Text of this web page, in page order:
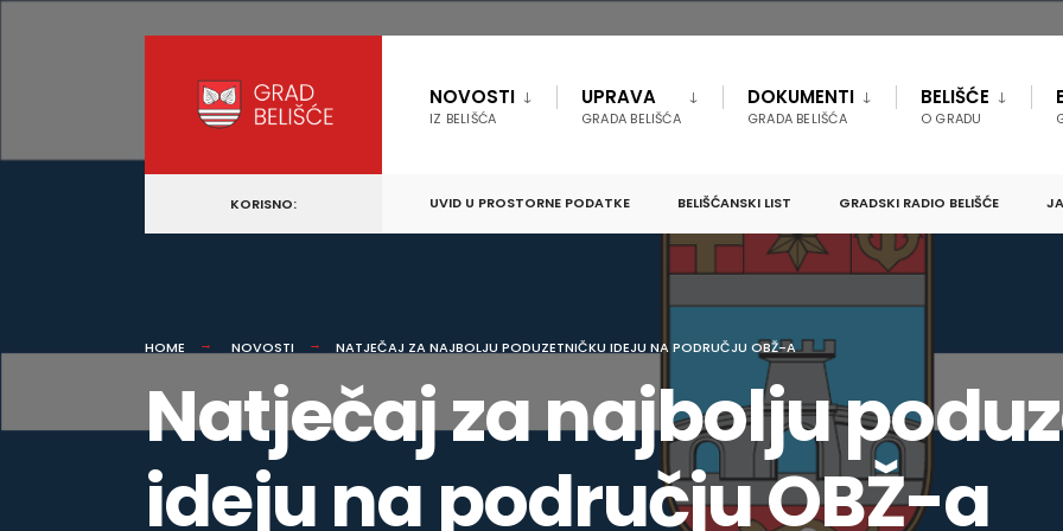
content
NOVOSTI
IZ BELIŠĆA
UPRAVA
GRADA BELIŠĆA
DOKUMENTI
GRADA BELIŠĆA
BELIŠĆE
O GRADU
KORISNO: UVID U PROSTORNE PODATKE BELIŠĆANSKI LIST GRADSKI RADIO BELIŠĆE
HOME NOVOSTI NATJEČAJ ZA NAJBOLJU PODUZETNIČKU IDEJU NA PODRUČJU OBŽ-A
Natječaj za najbolju
ideju na području OBŽ-a